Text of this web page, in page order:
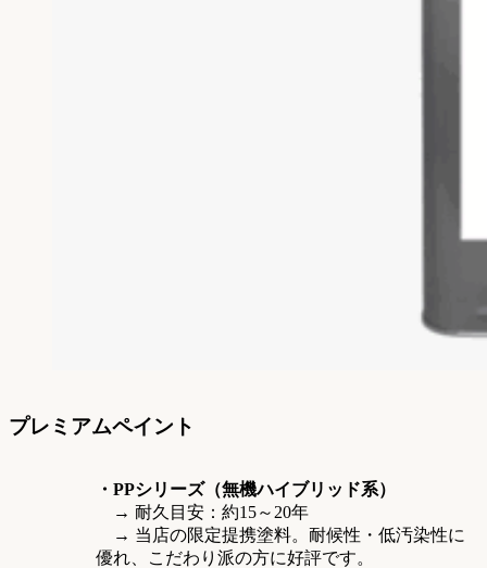
プレミアムペイント
・PPシリーズ（無機ハイブリッド系）
→ 耐久目安：約15～20年
→ 当店の限定提携塗料。耐候性・低汚染性に
優れ、こだわり派の方に好評です。